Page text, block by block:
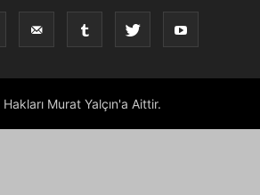
Murat Yalçın'a Aittir.